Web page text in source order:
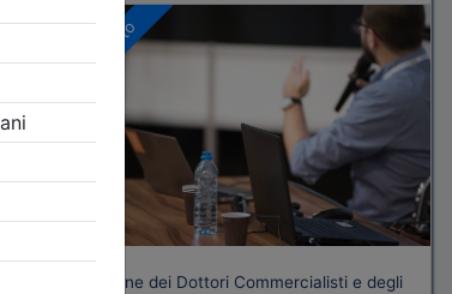
Gratuito
Ordine dei Dottori Commercialisti e degli